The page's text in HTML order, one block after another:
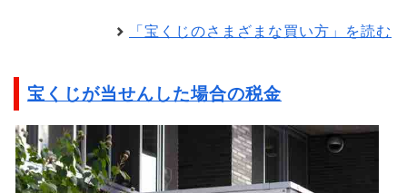
「宝くじのさまざまな買い方」を読む
宝くじが当せんした場合の税金